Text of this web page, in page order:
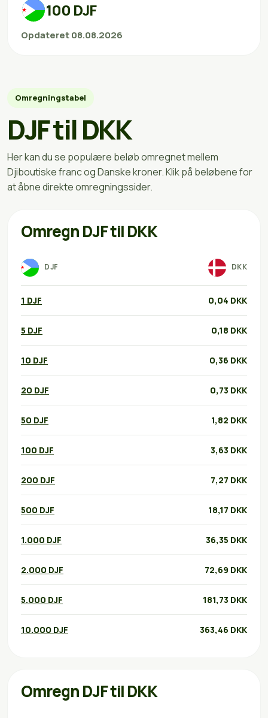
100 DJF
Opdateret 08.08.2026
Omregningstabel
DJF til DKK
Her kan du se populære beløb omregnet mellem
Djiboutiske franc og Danske kroner. Klik på beløbene for
at åbne direkte omregningssider.
Omregn DJF til DKK
DJF DKK
1 DJF 0,04 DKK
5 DJF 0,18 DKK
10 DJF 0,36 DKK
20 DJF 0,73 DKK
50 DJF 1,82 DKK
100 DJF 3,63 DKK
200 DJF 7,27 DKK
500 DJF 18,17 DKK
1.000 DJF 36,35 DKK
2.000 DJF 72,69 DKK
5.000 DJF 181,73 DKK
10.000 DJF 363,46 DKK
Omregn DJF til DKK